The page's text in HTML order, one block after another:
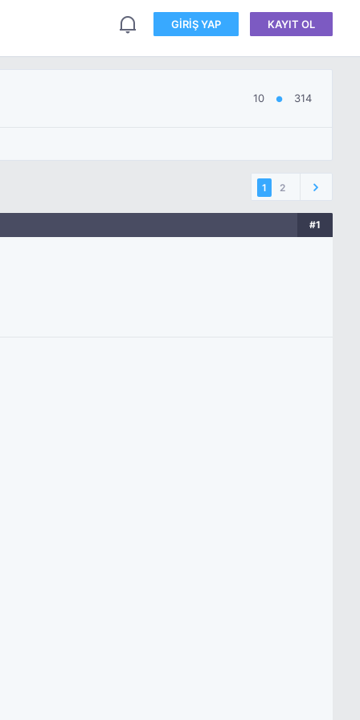
GIRIŞ YAP KAYIT OL
10 ● 314
1 2
#1